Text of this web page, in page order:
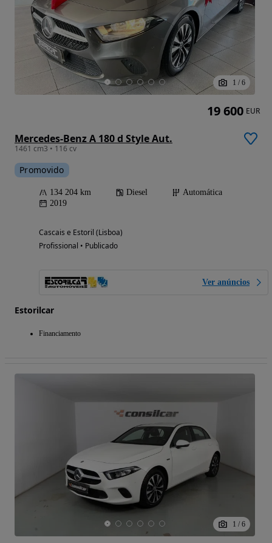
1 / 6
Mercedes-Benz A 180 d Style Aut.
1461 cm3 • 116 cv
Promovido
134 204 km Diesel
Automática
2019
Cascais e Estoril (Lisboa)
Profissional • Publicado
Ver anúncios
Estorilcar
Financiamento
19 600 EUR
1 / 6